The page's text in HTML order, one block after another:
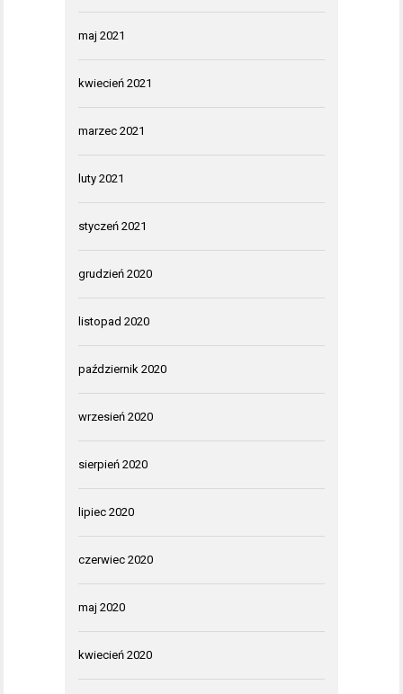
maj 2021
kwiecień 2021
marzec 2021
luty 2021
styczeń 2021
grudzień 2020
listopad 2020
październik 2020
wrzesień 2020
sierpień 2020
lipiec 2020
czerwiec 2020
maj 2020
kwiecień 2020